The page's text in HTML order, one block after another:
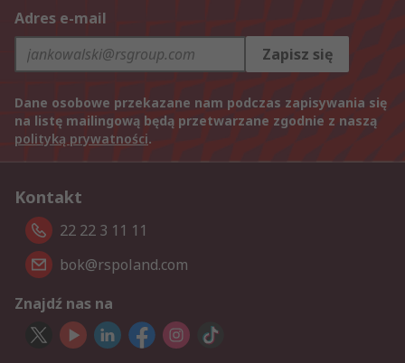
Adres e-mail
Zapisz się
Dane osobowe przekazane nam podczas zapisywania się
na listę mailingową będą przetwarzane zgodnie z naszą
polityką prywatności.
Kontakt
22 22 3 11 11
bok@rspoland.com
Znajdź nas na